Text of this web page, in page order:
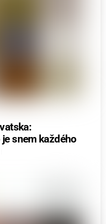
snem každého